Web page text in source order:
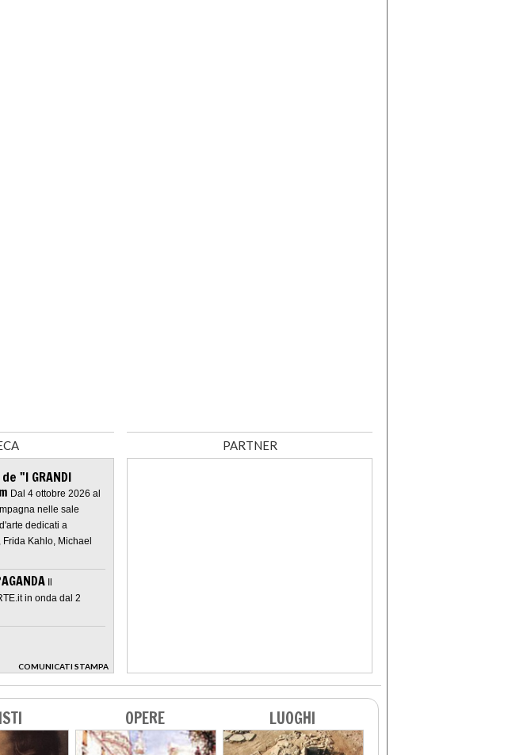
"I GRANDI
Dal 4 ottobre 2026 al
nelle sale
dedicati a
Kahlo, Michael
in onda dal 2
COMUNICATI STAMPA
>
PARTNER
OPERE LUOGHI